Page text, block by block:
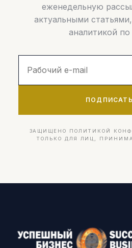
еженедельную
актуальными
аналитикой
ЗАЩИЩЕНО ПОЛИТИКОЙ
ТОЛЬКО ДЛЯ ЛИЦ,